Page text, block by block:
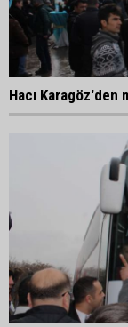
Hacı Karagöz'den